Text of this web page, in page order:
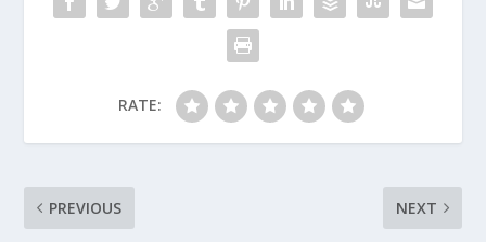
RATE:
PREVIOUS NEXT